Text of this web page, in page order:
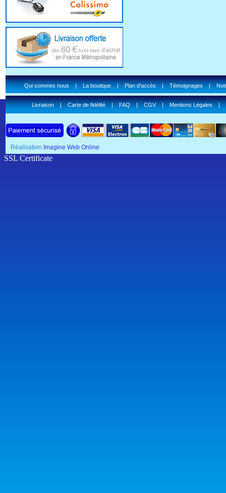
Qui sommes nous|La boutique|Plan d'accès|Témoignages|
Livraison|Carte de fidélité|FAQ|CGV|Mentions Légales|
Réalisation Imagine Web Online
SSL Certificate